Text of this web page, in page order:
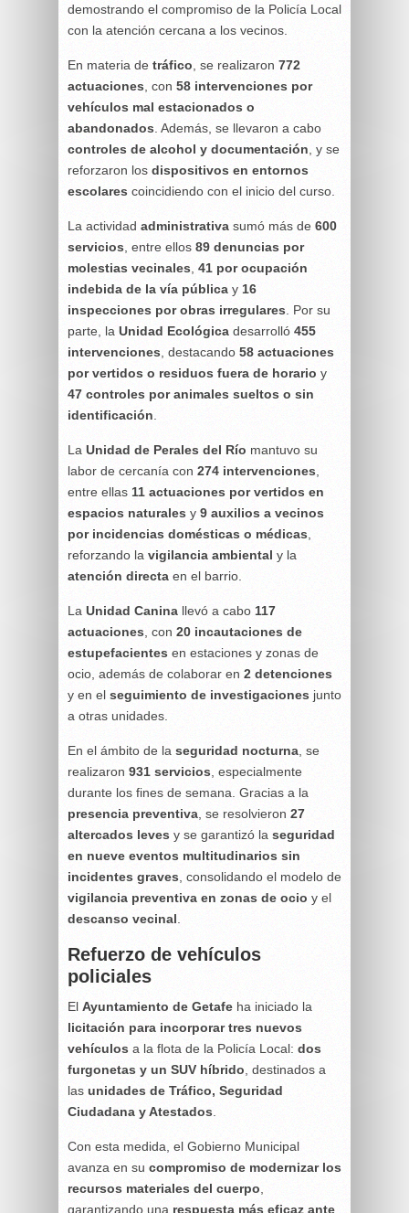
demostrando el compromiso de la Policía Local
con la atención cercana a los vecinos.
En materia de tráfico , se realizaron 772
actuaciones , con 58 intervenciones por
vehículos mal estacionados o
abandonados . Además, se llevaron a cabo
controles de alcohol y documentación , y se
reforzaron los dispositivos en entornos
escolares coincidiendo con el inicio del curso.
La actividad administrativa sumó más de 600
servicios , entre ellos 89 denuncias por
molestias vecinales 41 por ocupación
indebida de la vía pública y 16
inspecciones por obras irregulares . Por su
parte, la Unidad Ecológica desarrolló 455
intervenciones , destacando 58 actuaciones
por vertidos o residuos fuera de horario y
47 controles por animales sueltos o sin
identificación
La Unidad de Perales del Río mantuvo su
labor de cercanía con 274 intervenciones
entre ellas 11 actuaciones por vertidos en
espacios naturales y 9 auxilios a vecinos
por incidencias domésticas o médicas
reforzando la vigilancia ambiental y la
atención directa en el barrio.
La Unidad Canina llevó a cabo 117
actuaciones , con 20 incautaciones de
estupefacientes en estaciones y zonas de
ocio, además de colaborar en 2 detenciones
y en el seguimiento de investigaciones junto
a otras unidades.
En el ámbito de la seguridad nocturna , se
realizaron 931 servicios , especialmente
durante los fines de semana. Gracias a la
presencia preventiva , se resolvieron 27
altercados leves y se garantizó la seguridad
en nueve eventos multitudinarios sin
incidentes graves , consolidando el modelo de
vigilancia preventiva en zonas de ocio y el
descanso vecinal
Refuerzo de vehículos
policiales
El Ayuntamiento de Getafe ha iniciado la
licitación para incorporar tres nuevos
vehículos a la flota de la Policía Local: dos
furgonetas y un SUV híbrido , destinados a
las unidades de Tráfico, Seguridad
Ciudadana y Atestados
Con esta medida, el Gobierno Municipal
avanza en su compromiso de modernizar los
recursos materiales del cuerpo
garantizando una respuesta más eficaz ante